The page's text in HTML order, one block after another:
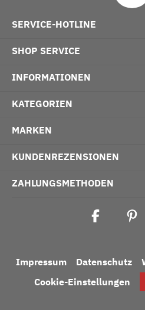
SERVICE-HOTLINE
SHOP SERVICE
INFORMATIONEN
KATEGORIEN
MARKEN
KUNDENREZENSIONEN
ZAHLUNGSMETHODEN
Impressum Datenschutz
Cookie-Einstellungen